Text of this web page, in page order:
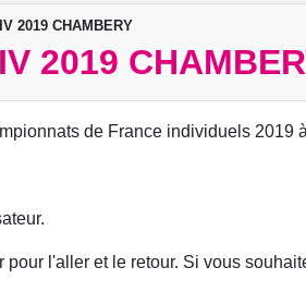
2019 CHAMBERY
2019
de France individuels 2019
l'aller et le retour. Si vous